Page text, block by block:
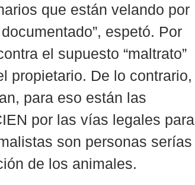
que están velando por
espetó. Por
el supuesto “maltrato”
propietario. De lo contrario,
para eso están las
por las vías legales para
son personas serías
de los animales.